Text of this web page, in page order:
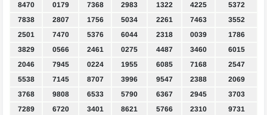
8470
0179 7368 2983 1322 4225
5372
7838
2807 1756 5034 2261 7463
3552
2501
7470 5376 6044 2318 0039
1786
3829
0566 2461 0275 4487 3460
6015
2046
7945 0224 1955 6085 7168
2547
5538
7145 8707 3996 9547 2388
2069
3768
9808 6533 5790 6367 2945
3703
7289
6720 3401 8621 5766 2310
9731